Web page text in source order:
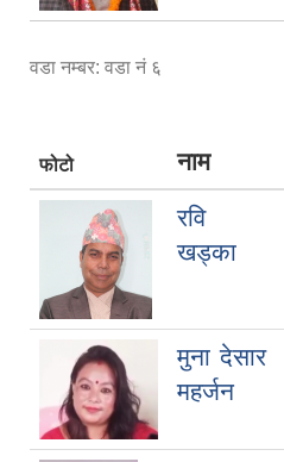
वडा नम्बर: वडा नं ६
फोटो नाम
रवि
खड्का
मुना देसार
महर्जन